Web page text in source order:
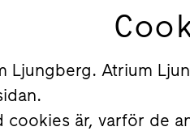
Ljungberg. Atrium
är, varför de